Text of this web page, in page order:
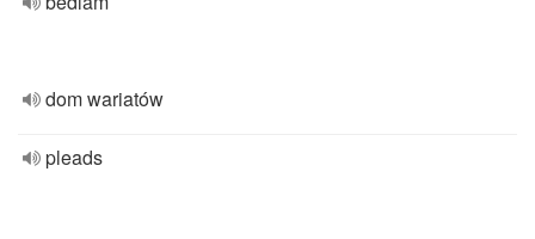
dom wariatów
pleads